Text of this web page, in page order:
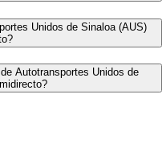
Unidos de Sinaloa (AUS)
Autotransportes Unidos de